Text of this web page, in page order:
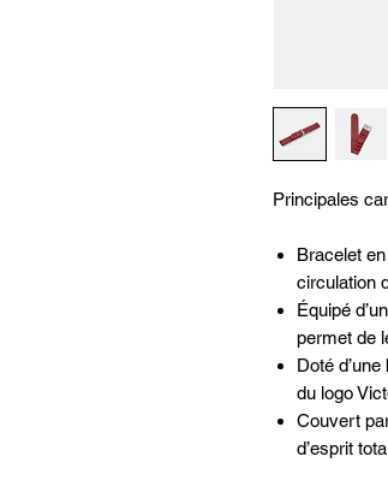
Principales
Bracelet
circulation
Équipé
permet de
Doté
du logo
Couvert
d’esprit